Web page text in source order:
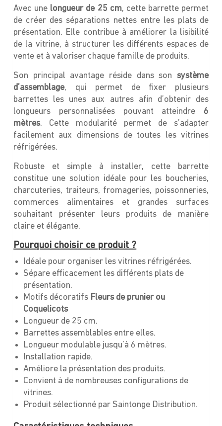
Avec une longueur de 25 cm, cette barrette permet
de créer des séparations nettes entre les plats de
présentation. Elle contribue à améliorer la lisibilité
de la vitrine, à structurer les différents espaces de
vente et à valoriser chaque famille de produits.
Son principal avantage réside dans son système
d’assemblage, qui permet de fixer plusieurs
barrettes les unes aux autres afin d’obtenir des
longueurs personnalisées pouvant atteindre 6
mètres. Cette modularité permet de s’adapter
facilement aux dimensions de toutes les vitrines
réfrigérées.
Robuste et simple à installer, cette barrette
constitue une solution idéale pour les boucheries,
charcuteries, traiteurs, fromageries, poissonneries,
commerces alimentaires et grandes surfaces
souhaitant présenter leurs produits de manière
claire et élégante.
Pourquoi choisir ce produit ?
Idéale pour organiser les vitrines réfrigérées.
Sépare efficacement les différents plats de
présentation.
Motifs décoratifs Fleurs de prunier ou
Coquelicots
Longueur de 25 cm.
Barrettes assemblables entre elles.
Longueur modulable jusqu’à 6 mètres.
Installation rapide.
Améliore la présentation des produits.
Convient à de nombreuses configurations de
vitrines.
Produit sélectionné par Saintonge Distribution.